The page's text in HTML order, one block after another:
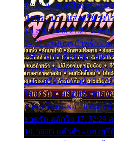
12:23 มอเตอร์ไซค์ทำหล่
หิ้วกระเป๋า - แสงสุรีย์ รุ่งโ
รัก สลักใจ 8. 21:21 น้ำต
24:27 สามเณรกำพร้า - แ
เวลาไปหาเมียน้อย - ยอด
ธรรม - ศรเพชร ศรสุพรร
- แสงสุรีย์ รุ่งโรจน์ 13.
ใจ 14. 42:49 ไอ้หวังตาย
ธาตุแท้ของเธอ - แสงสุรีย์
ยอดรัก สลักใจ 17.
18. 56:05 แต๋วจ๋า - แสงสุรี